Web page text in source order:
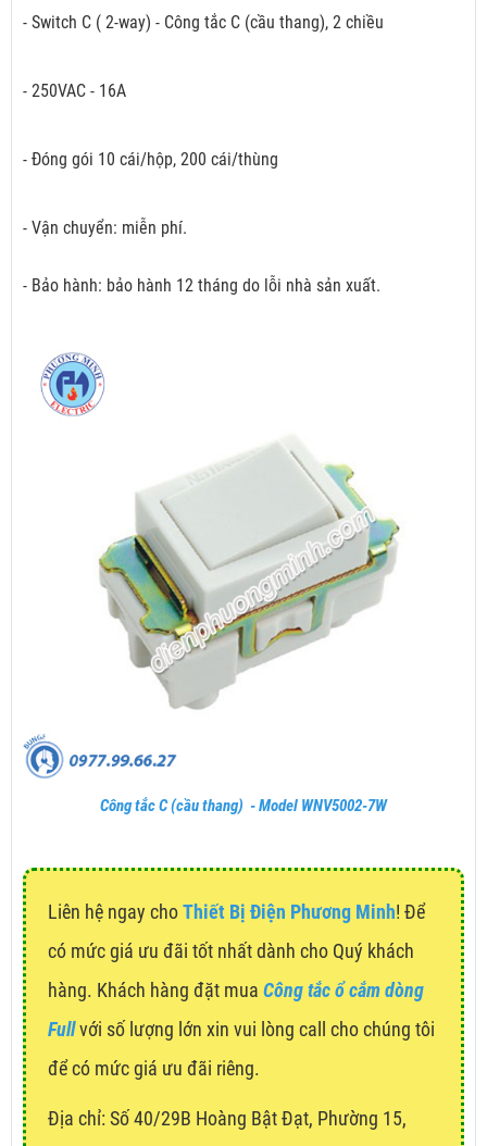
- Switch C ( 2-way) - Công tắc C (cầu thang), 2 chiều
- 250VAC - 16A
- Đóng gói 10 cái/hộp, 200 cái/thùng
- Vận chuyển: miễn phí.
- Bảo hành: bảo hành 12 tháng do lỗi nhà sản xuất.
Công tắc C (cầu thang) - Model WNV5002-7W
Liên hệ ngay choThiết Bị Điện Phương Minh! Để
có mức giá ưu đãi tốt nhất dành cho Quý khách
hàng. Khách hàng đặt mua Công tắc ổ cắm dòng
Fullvới số lượng lớn xin vui lòng call cho chúng tôi
để có mức giá ưu đãi riêng.
Địa chỉ: Số 40/29B Hoàng Bật Đạt, Phường 15,